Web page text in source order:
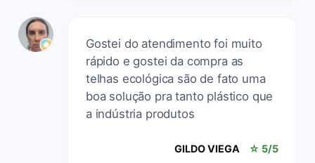
Gostei do atendimento foi muito
rápido e gostei da compra as
telhas ecológica são de fato uma
boa solução pra tanto plástico que
a indústria produtos
GILDO VIEGA ☆ 5/5